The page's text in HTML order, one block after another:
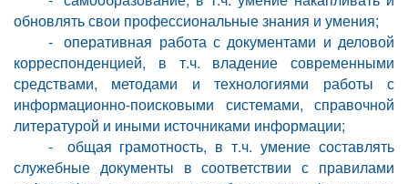
обновлять свои профессиональные знания и умения;
- оперативная работа с документами и деловой
корреспонденцией, в т.ч. владение современными
средствами, методами и технологиями работы с
информационно-поисковыми системами, справочной
литературой и иными источниками информации;
-
общая грамотность, в т.ч. умение составлять
служебные документы в соответствии с правилами